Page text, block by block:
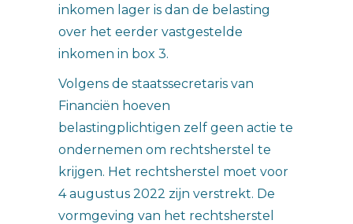
inkomen lager is dan de belasting
over het eerder vastgestelde
inkomen in box 3.
Volgens de staatssecretaris van
Financiën hoeven
belastingplichtigen zelf geen actie te
ondernemen om rechtsherstel te
krijgen. Het rechtsherstel moet voor
4 augustus 2022 zijn verstrekt. De
vormgeving van het rechtsherstel